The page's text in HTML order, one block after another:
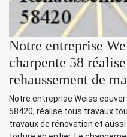
Notre entreprise
charpente 58
rehaussement de
Notre entreprise Weiss
58420, réalise tous travaux
travaux de rénovation et